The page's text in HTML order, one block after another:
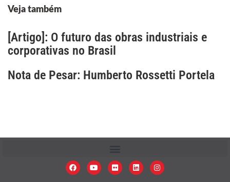
Veja também
[Artigo]: O futuro das obras industriais e
corporativas no Brasil
Nota de Pesar: Humberto Rossetti Portela